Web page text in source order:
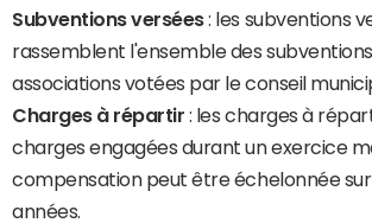
Subventions versées: les subventions
rassemblent l'ensemble des
associations votées par le conseil
Charges à répartir : les charges à
charges engagées durant un exercice
compensation peut être échelonnée sur
années.